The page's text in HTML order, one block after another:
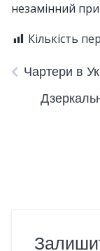
незамінний при
Кількість
Чартери в